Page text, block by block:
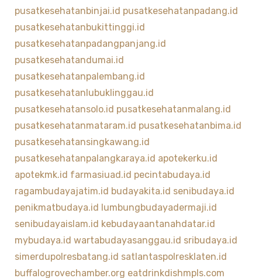
pusatkesehatanbinjai.id pusatkesehatanpadang.id
pusatkesehatanbukittinggi.id
pusatkesehatanpadangpanjang.id
pusatkesehatandumai.id
pusatkesehatanpalembang.id
pusatkesehatanlubuklinggau.id
pusatkesehatansolo.id pusatkesehatanmalang.id
pusatkesehatanmataram.id pusatkesehatanbima.id
pusatkesehatansingkawang.id
pusatkesehatanpalangkaraya.id apotekerku.id
apotekmk.id farmasiuad.id pecintabudaya.id
ragambudayajatim.id budayakita.id senibudaya.id
penikmatbudaya.id lumbungbudayadermaji.id
senibudayaislam.id kebudayaantanahdatar.id
mybudaya.id wartabudayasanggau.id sribudaya.id
simerdupolresbatang.id satlantaspolresklaten.id
buffalogrovechamber.org eatdrinkdishmpls.com